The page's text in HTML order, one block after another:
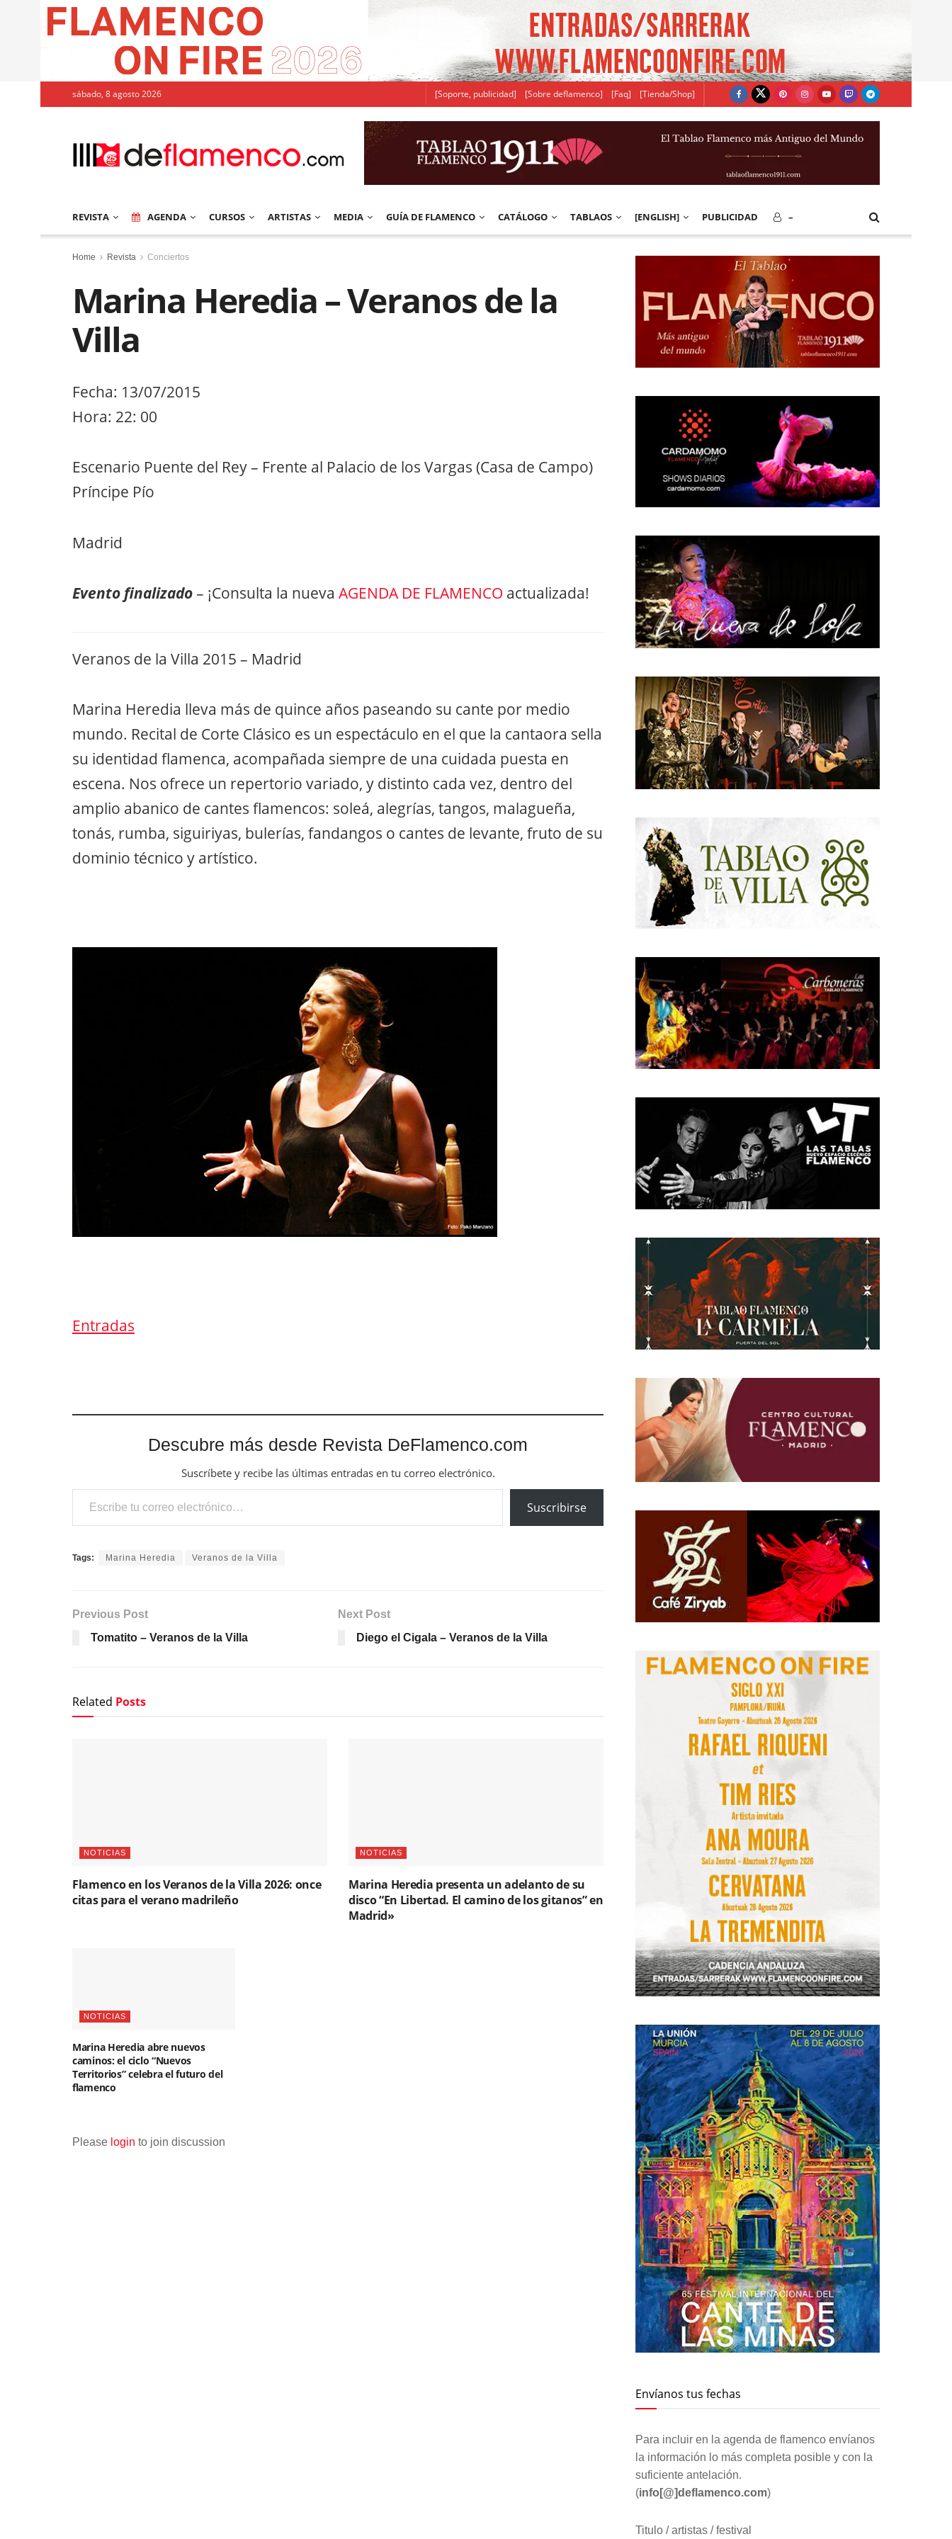
sábado, 8 agosto 2026 [Soporte, publicidad] [Sobre deflamenco] [Faq] [Tienda/Shop]
REVISTA AGENDA CURSOS ARTISTAS MEDIA GUÍA DE FLAMENCO CATÁLOGO TABLAOS [ENGLISH] PUBLICIDAD –
Home Revista Conciertos
Marina Heredia – Veranos de la
Villa
Fecha: 13/07/2015
Hora: 22: 00
Escenario Puente del Rey – Frente al Palacio de los Vargas (Casa de Campo)
Príncipe Pío
Madrid
Evento finalizado– ¡Consulta la nueva AGENDA DE FLAMENCO actualizada!
Veranos de la Villa 2015 – Madrid
Marina Heredia lleva más de quince años paseando su cante por medio
mundo. Recital de Corte Clásico es un espectáculo en el que la cantaora sella
su identidad flamenca, acompañada siempre de una cuidada puesta en
escena. Nos ofrece un repertorio variado, y distinto cada vez, dentro del
amplio abanico de cantes flamencos: soleá, alegrías, tangos, malagueña,
tonás, rumba, siguiriyas, bulerías, fandangos o cantes de levante, fruto de su
dominio técnico y artístico.
Entradas
Descubre más desde Revista DeFlamenco.com
Suscríbete y recibe las últimas entradas en tu correo electrónico.
Escribe tu correo electrónico…
Suscribirse
Tags: Marina Heredia Veranos de la Villa
Previous Post
Tomatito – Veranos de la Villa
Next Post
Diego el Cigala – Veranos de la Villa
Related Posts
NOTICIAS
Flamenco en los Veranos de la Villa 2026: once
citas para el verano madrileño
NOTICIAS
Marina Heredia presenta un adelanto de su
disco “En Libertad. El camino de los gitanos” en
Madrid»
NOTICIAS
Marina Heredia abre nuevos
caminos: el ciclo “Nuevos
Territorios” celebra el futuro del
flamenco
Please login to join discussion
Envíanos tus fechas
Para incluir en la agenda de flamenco envíanos
la información lo más completa posible y con la
suficiente antelación.
(info[@]deflamenco.com)
Titulo / artistas / festival